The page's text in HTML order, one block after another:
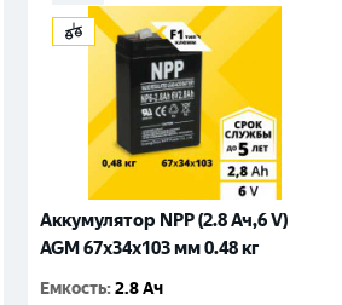
Аккумулятор NPP (2.8 Ач,6 V)
AGM 67x34x103 мм 0.48 кг
Емкость:2.8 Ач